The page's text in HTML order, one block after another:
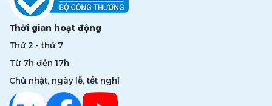
Thời gian hoạt động
Thứ 2 - thứ 7
Từ 7h đến 17h
Chủ nhật, ngày lễ, tết nghỉ